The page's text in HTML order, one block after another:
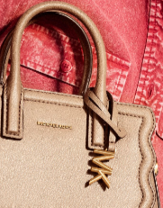
Vestido Longo Em Gerorgette
R$ 1.295,00
8
R$ 161,87